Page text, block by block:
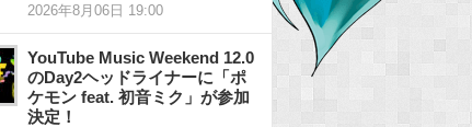
2026年8月06日 19:00
YouTube Music Weekend 12.0
のDay2ヘッドライナーに「ポ
ケモン feat. 初音ミク」が参加
決定！